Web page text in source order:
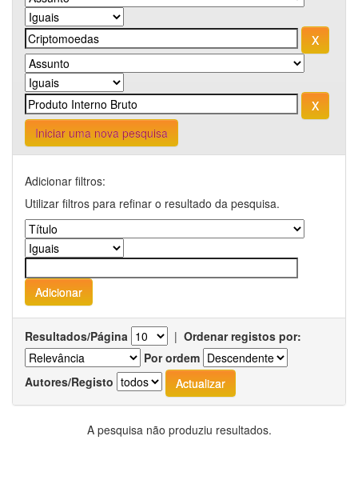
Iniciar uma nova pesquisa
Adicionar filtros:
Utilizar filtros para refinar o resultado da pesquisa.
Resultados/Página | Ordenar registos por:
Por ordem
Autores/Registo
A pesquisa não produziu resultados.